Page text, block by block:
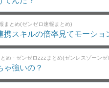
まとめ(ゼンゼロ速報まとめ)
携スキルの倍率見てモーシ
め - ゼンゼロzzzまとめ(ゼンレスゾーンゼ
ゃ強いの？